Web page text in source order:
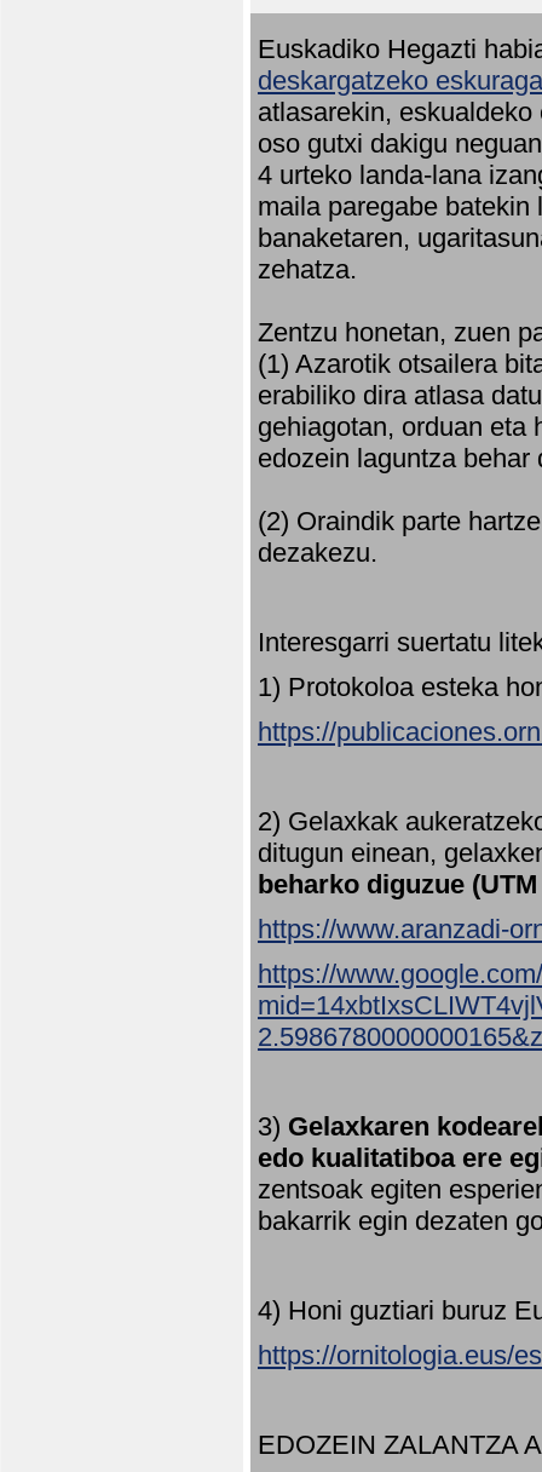
Euskadiko Hegazti
deskargatzeko
atlasarekin,
oso gutxi dakigu
4 urteko landa-lana
maila paregabe
banaketaren,
zehatza.
Zentzu honetan, zuen
(1) Azarotik otsailera
erabiliko dira atlasa
gehiagotan, orduan eta
edozein laguntza behar
(2) Oraindik parte
dezakezu.
Interesgarri suertatu
1) Protokoloa esteka
https://
2) Gelaxkak
ditugun einean,
beharko diguzue
https://www.aranzadi-
https://
3) Gelaxkaren
edo kualitatiboa ere
zentsoak egiten
bakarrik egin dezaten
4) Honi guztiari buruz
https://ornitologia.eus/
EDOZEIN ZALANTZA